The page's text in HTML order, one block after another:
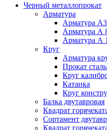
Черный металлопрокат
Арматура
Арматура А3
Арматура А
Арматура А
Круг
Арматура
Прокат
Круг
Катанка
Круг
Балка двутавровая
Квадрат
Сортамент
Квадрат